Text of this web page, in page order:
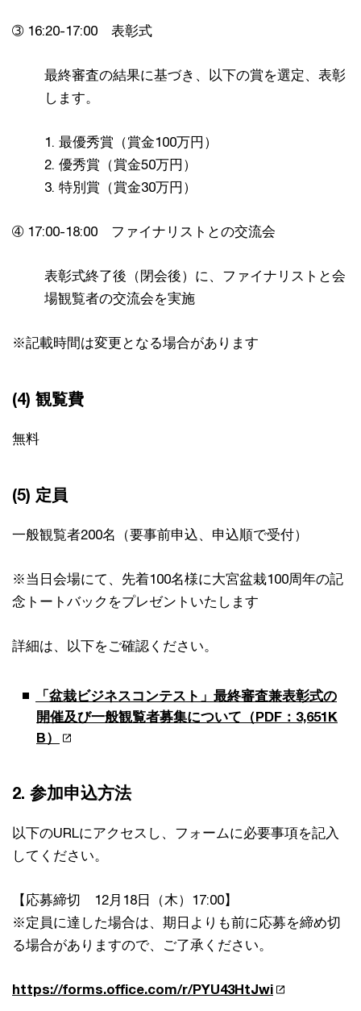
➂ 16:20-17:00 表彰式
最終審査の結果に基づき、以下の賞を選定、表彰
します。
1. 最優秀賞（賞金100万円）
2. 優秀賞（賞金50万円）
3. 特別賞（賞金30万円）
➃ 17:00-18:00 ファイナリストとの交流会
表彰式終了後（閉会後）に、ファイナリストと会
場観覧者の交流会を実施
※記載時間は変更となる場合があります
(4) 観覧費
無料
(5) 定員
一般観覧者200名（要事前申込、申込順で受付）
※当日会場にて、先着100名様に大宮盆栽100周年の記
念トートバックをプレゼントいたします
詳細は、以下をご確認ください。
「盆栽ビジネスコンテスト」最終審査兼表彰式の
開催及び一般観覧者募集について（PDF：3,651K
B）
2. 参加申込方法
以下のURLにアクセスし、フォームに必要事項を記入
してください。
【応募締切 12月18日（木）17:00】
※定員に達した場合は、期日よりも前に応募を締め切
る場合がありますので、ご了承ください。
https://forms.office.com/r/PYU43HtJwi